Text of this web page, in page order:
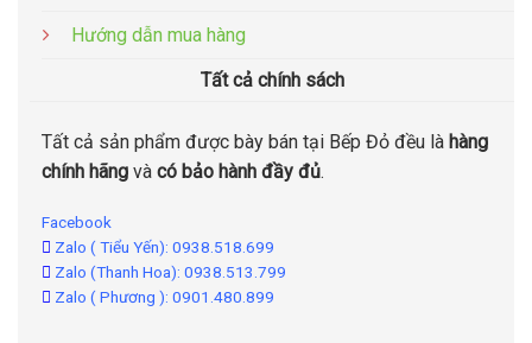
Hướng dẫn mua hàng
Tất cả chính sách
Tất cả sản phẩm được bày bán tại Bếp Đỏ đều là hàng
chính hãng và có bảo hành đầy đủ.
Facebook
Zalo ( Tiểu Yến): 0938.518.699
Zalo (Thanh Hoa): 0938.513.799
Zalo ( Phương ): 0901.480.899